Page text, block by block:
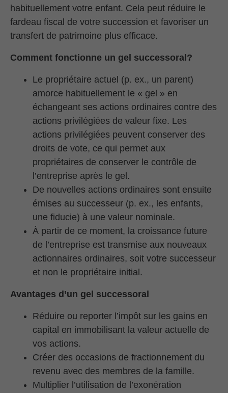
habituellement votre enfant. Cela peut réduire le
fardeau fiscal de votre succession et favoriser un
transfert de patrimoine plus efficace.
Comment fonctionne un gel successoral?
Le propriétaire actuel (p. ex., un parent)
amorce habituellement le « gel » en
échangeant ses actions ordinaires contre des
actions privilégiées de valeur fixe. Les
actions privilégiées peuvent conserver des
droits de vote, ce qui permet aux
propriétaires de conserver le contrôle de
l’entreprise après le gel.
De nouvelles actions ordinaires sont ensuite
émises au successeur (p. ex., les enfants,
une fiducie) à une valeur nominale.
À partir de ce moment, la croissance future
de l’entreprise est transmise aux nouveaux
actionnaires ordinaires, soit votre successeur
et non le propriétaire initial.
Avantages d’un gel successoral
Réduire ou reporter l’impôt sur les gains en
capital en immobilisant la valeur actuelle de
vos actions.
Créer des occasions de fractionnement du
revenu avec des membres de la famille.
Multiplier l’utilisation de l’exonération